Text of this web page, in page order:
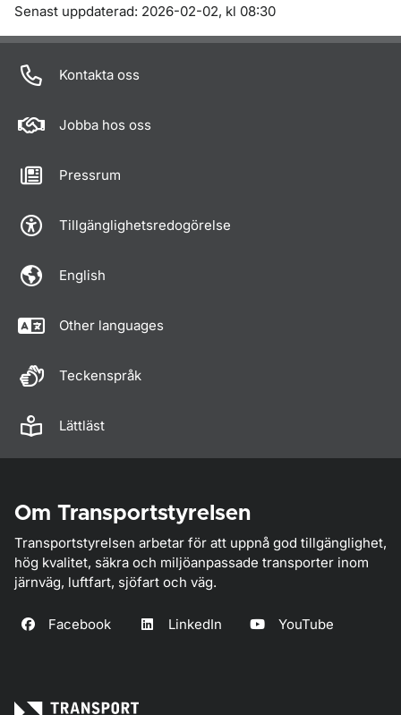
Om sidan
Senast uppdaterad: 2026-02-02, kl 08:30
Kontakta oss
Jobba hos oss
Pressrum
Tillgänglighetsredogörelse
English
Other languages
Teckenspråk
Lättläst
Om Transportstyrelsen
Transportstyrelsen arbetar för att uppnå god tillgänglighet,
hög kvalitet, säkra och miljöanpassade transporter inom
järnväg, luftfart, sjöfart och väg.
Facebook LinkedIn YouTube